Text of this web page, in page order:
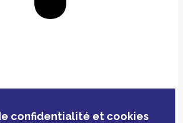
confidentialité et cookies